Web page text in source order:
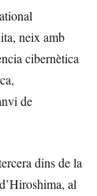
neix amb
cibernètica
de
dins de la
al